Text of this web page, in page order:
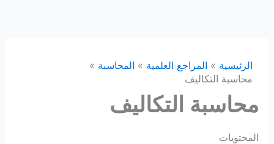
الرئيسية المراجع العلمية
المحاسبة
محاسبة التكاليف
محاسبة التكاليف
المحتويات